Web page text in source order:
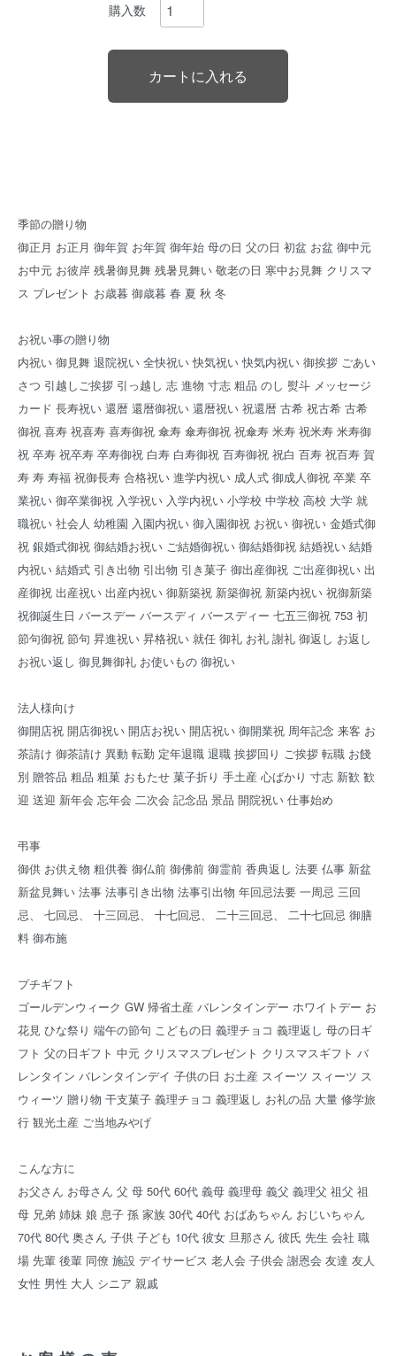
購入数
季節の贈り物
御正月 お正月 御年賀 お年賀 御年始 母の日 父の日 初盆 お盆 御中元
お中元 お彼岸 残暑御見舞 残暑見舞い 敬老の日 寒中お見舞 クリスマ
ス プレゼント お歳暮 御歳暮 春 夏 秋 冬
お祝い事の贈り物
内祝い 御見舞 退院祝い 全快祝い 快気祝い 快気内祝い 御挨拶 ごあい
さつ 引越しご挨拶 引っ越し 志 進物 寸志 粗品 のし 熨斗 メッセージ
カード 長寿祝い 還暦 還暦御祝い 還暦祝い 祝還暦 古希 祝古希 古希
御祝 喜寿 祝喜寿 喜寿御祝 傘寿 傘寿御祝 祝傘寿 米寿 祝米寿 米寿御
祝 卒寿 祝卒寿 卒寿御祝 白寿 白寿御祝 百寿御祝 祝白 百寿 祝百寿 賀
寿 寿 寿福 祝御長寿 合格祝い 進学内祝い 成人式 御成人御祝 卒業 卒
業祝い 御卒業御祝 入学祝い 入学内祝い 小学校 中学校 高校 大学 就
職祝い 社会人 幼稚園 入園内祝い 御入園御祝 お祝い 御祝い 金婚式御
祝 銀婚式御祝 御結婚お祝い ご結婚御祝い 御結婚御祝 結婚祝い 結婚
内祝い 結婚式 引き出物 引出物 引き菓子 御出産御祝 ご出産御祝い 出
産御祝 出産祝い 出産内祝い 御新築祝 新築御祝 新築内祝い 祝御新築
祝御誕生日 バースデー バースディ バースディー 七五三御祝 753 初
節句御祝 節句 昇進祝い 昇格祝い 就任 御礼 お礼 謝礼 御返し お返し
お祝い返し 御見舞御礼 お使いもの 御祝い
法人様向け
御開店祝 開店御祝い 開店お祝い 開店祝い 御開業祝 周年記念 来客 お
茶請け 御茶請け 異動 転勤 定年退職 退職 挨拶回り ご挨拶 転職 お餞
別 贈答品 粗品 粗菓 おもたせ 菓子折り 手土産 心ばかり 寸志 新歓 歓
迎 送迎 新年会 忘年会 二次会 記念品 景品 開院祝い 仕事始め
弔事
御供 お供え物 粗供養 御仏前 御佛前 御霊前 香典返し 法要 仏事 新盆
新盆見舞い 法事 法事引き出物 法事引出物 年回忌法要 一周忌 三回
忌、 七回忌、 十三回忌、 十七回忌、 二十三回忌、 二十七回忌 御膳
料 御布施
プチギフト
ゴールデンウィーク GW 帰省土産 バレンタインデー ホワイトデー お
花見 ひな祭り 端午の節句 こどもの日 義理チョコ 義理返し 母の日ギ
フト 父の日ギフト 中元 クリスマスプレゼント クリスマスギフト バ
レンタイン バレンタインデイ 子供の日 お土産 スイーツ スィーツ ス
ウィーツ 贈り物 干支菓子 義理チョコ 義理返し お礼の品 大量 修学旅
行 観光土産 ご当地みやげ
こんな方に
お父さん お母さん 父 母 50代 60代 義母 義理母 義父 義理父 祖父 祖
母 兄弟 姉妹 娘 息子 孫 家族 30代 40代 おばあちゃん おじいちゃん
70代 80代 奥さん 子供 子ども 10代 彼女 旦那さん 彼氏 先生 会社 職
場 先輩 後輩 同僚 施設 デイサービス 老人会 子供会 謝恩会 友達 友人
女性 男性 大人 シニア 親戚